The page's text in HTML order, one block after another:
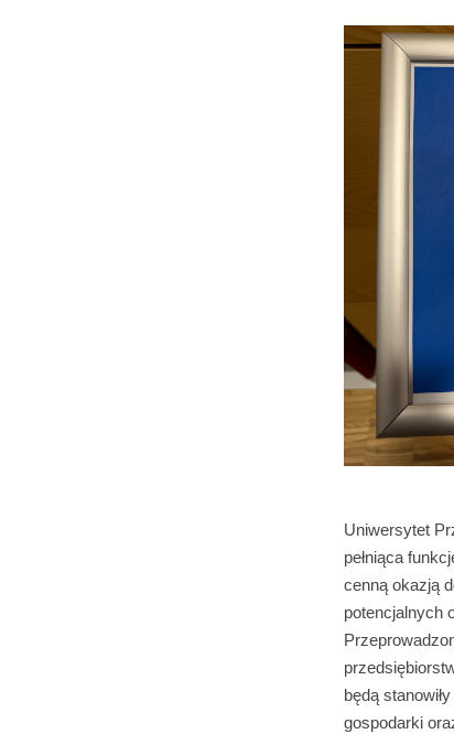
Uniwersytet
pełniąca
cenną okazją
potencjalnych
będą
gospodarki